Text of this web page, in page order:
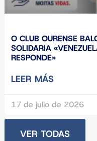
O CLUB OURENSE
SOLIDARIA
RESPONDE»
LEER MÁS
17 de julio de 2026
VER TODAS